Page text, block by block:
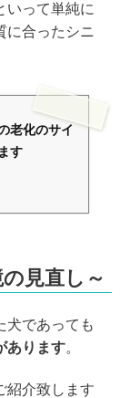
いって単純に
に合ったシニ
老化のサイ
す
見直し～
犬であっても
あります。
紹介致します